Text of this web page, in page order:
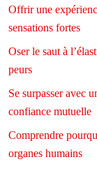
Offrir une
sensations fortes
Oser le saut à
peurs
Se surpasser avec
confiance mutuelle
Comprendre
organes humains